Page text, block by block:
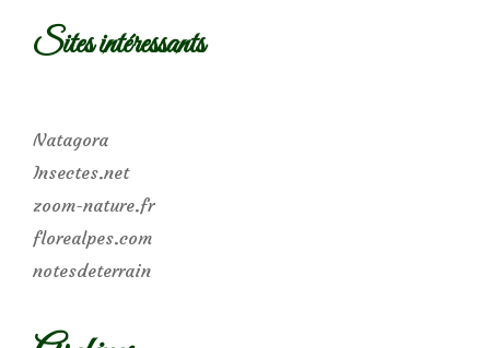
Sites intéressants
Natagora
Insectes.net
zoom-nature.fr
florealpes.com
notesdeterrain